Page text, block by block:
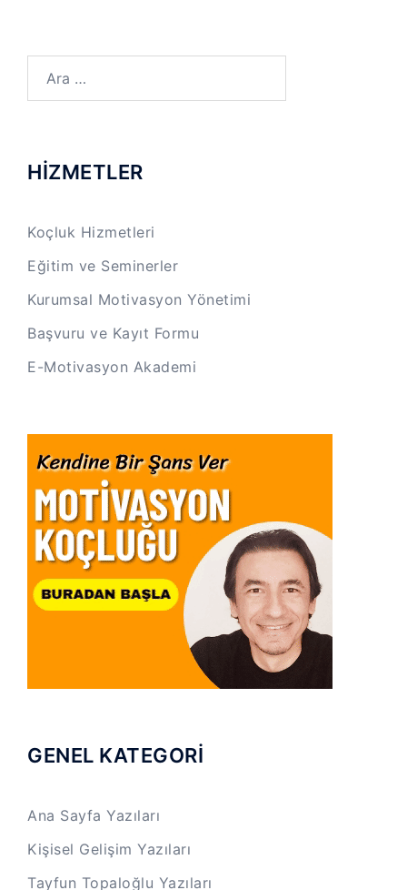
HİZMETLER
Koçluk Hizmetleri
Eğitim ve Seminerler
Kurumsal Motivasyon Yönetimi
Başvuru ve Kayıt Formu
E-Motivasyon Akademi
GENEL KATEGORİ
Ana Sayfa Yazıları
Kişisel Gelişim Yazıları
Tayfun Topaloğlu Yazıları